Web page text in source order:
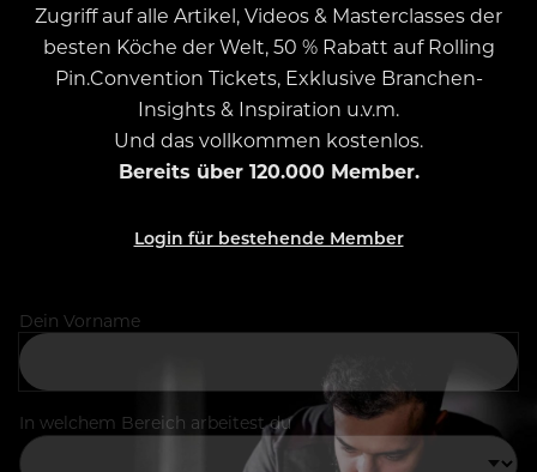
Zugriff auf alle Artikel, Videos & Masterclasses der
besten Köche der Welt, 50 % Rabatt auf Rolling
Pin.Convention Tickets, Exklusive Branchen-
Insights & Inspiration u.v.m.
Und das vollkommen kostenlos.
Bereits über 120.000 Member.
Login für bestehende Member
Dein Vorname
In welchem Bereich arbeitest du